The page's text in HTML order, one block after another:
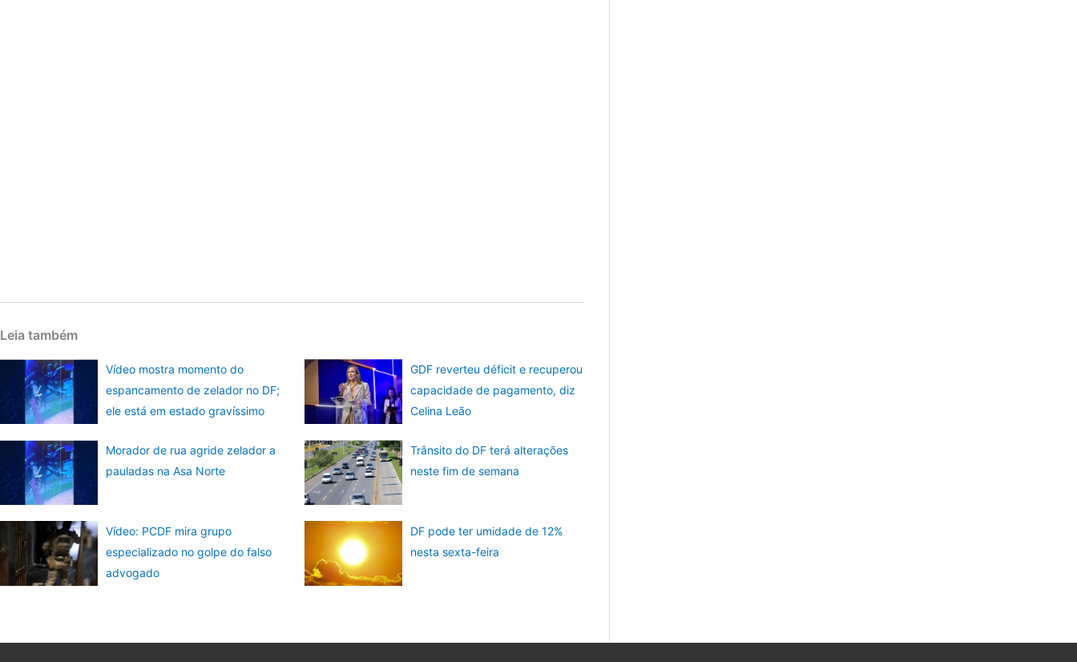
Leia também
Vídeo mostra momento do
espancamento de zelador no DF;
ele está em estado gravíssimo
GDF reverteu déficit e recuperou
capacidade de pagamento, diz
Celina Leão
Morador de rua agride zelador a
pauladas na Asa Norte
Trânsito do DF terá alterações
neste fim de semana
Vídeo: PCDF mira grupo
especializado no golpe do falso
advogado
DF pode ter umidade de 12%
nesta sexta-feira